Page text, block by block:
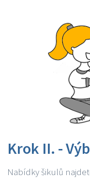
Krok II. -
Nabídky šikulů